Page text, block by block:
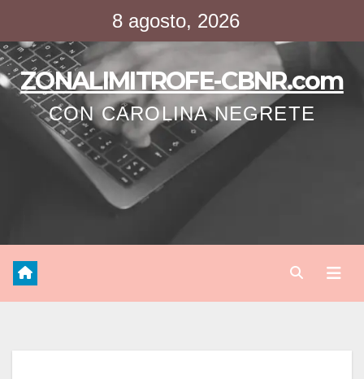
contenido
8 agosto, 2026
ZONALIMITROFE-CBNR.com
CON CAROLINA NEGRETE